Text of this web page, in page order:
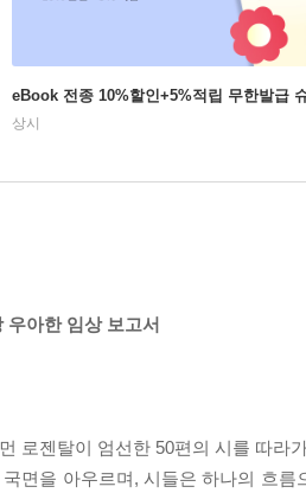
eBook 전종 10%할인+5%적립 무한발급
상시
아한 임상 보고서
로젠탈이 엄선한 50편의 시를 따라
면을 아우르며, 시들은 하나의 흐